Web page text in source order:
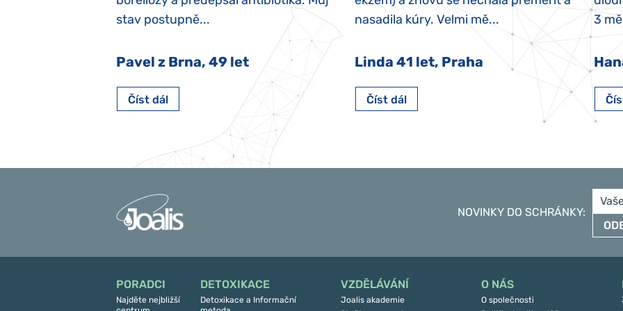
stav postupně...
Pavel z Brna, 49 let
Číst dál
nasadila kúry. Velmi mě...
Linda 41 let, Praha
Číst dál
3
NOVINKY DO SCHRÁNKY:
PORADCI
Najděte nejbližší
DETOXIKACE
Detoxikace a Informační
VZDĚLÁVÁNÍ
Joalis akademie
O NÁS
O společnosti